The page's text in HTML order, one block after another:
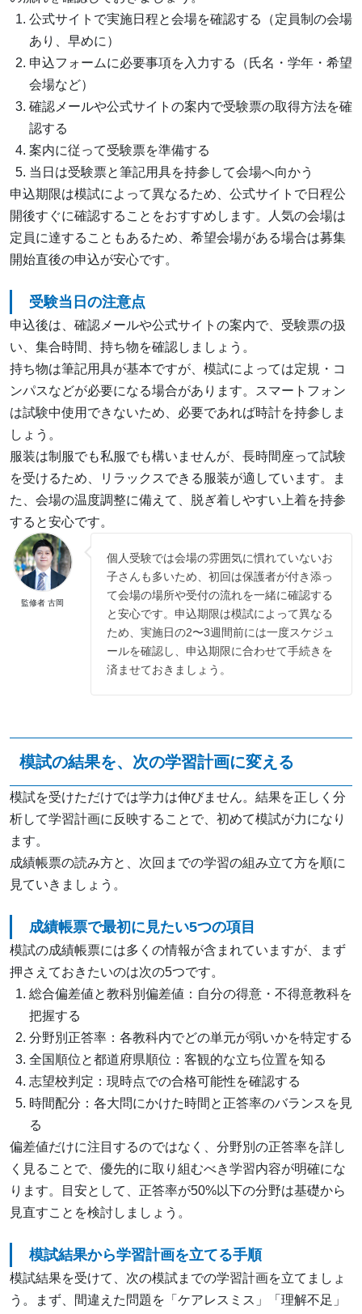
公式サイトで実施日程と会場を確認する（定員制の会場
あり、早めに）
申込フォームに必要事項を入力する（氏名・学年・希望
会場など）
確認メールや公式サイトの案内で受験票の取得方法を確
認する
案内に従って受験票を準備する
当日は受験票と筆記用具を持参して会場へ向かう
申込期限は模試によって異なるため、公式サイトで日程公
開後すぐに確認することをおすすめします。人気の会場は
定員に達することもあるため、希望会場がある場合は募集
開始直後の申込が安心です。
受験当日の注意点
申込後は、確認メールや公式サイトの案内で、受験票の扱
い、集合時間、持ち物を確認しましょう。
持ち物は筆記用具が基本ですが、模試によっては定規・コ
ンパスなどが必要になる場合があります。スマートフォン
は試験中使用できないため、必要であれば時計を持参しま
しょう。
服装は制服でも私服でも構いませんが、長時間座って試験
を受けるため、リラックスできる服装が適しています。ま
た、会場の温度調整に備えて、脱ぎ着しやすい上着を持参
すると安心です。
監修者 古岡
個人受験では会場の雰囲気に慣れていないお
子さんも多いため、初回は保護者が付き添っ
て会場の場所や受付の流れを一緒に確認する
と安心です。申込期限は模試によって異なる
ため、実施日の2〜3週間前には一度スケジュ
ールを確認し、申込期限に合わせて手続きを
済ませておきましょう。
模試の結果を、次の学習計画に変える
模試を受けただけでは学力は伸びません。結果を正しく分
析して学習計画に反映することで、初めて模試が力になり
ます。
成績帳票の読み方と、次回までの学習の組み立て方を順に
見ていきましょう。
成績帳票で最初に見たい5つの項目
模試の成績帳票には多くの情報が含まれていますが、まず
押さえておきたいのは次の5つです。
総合偏差値と教科別偏差値：自分の得意・不得意教科を
把握する
分野別正答率：各教科内でどの単元が弱いかを特定する
全国順位と都道府県順位：客観的な立ち位置を知る
志望校判定：現時点での合格可能性を確認する
時間配分：各大問にかけた時間と正答率のバランスを見
る
偏差値だけに注目するのではなく、分野別の正答率を詳し
く見ることで、優先的に取り組むべき学習内容が明確にな
ります。目安として、正答率が50%以下の分野は基礎から
見直すことを検討しましょう。
模試結果から学習計画を立てる手順
模試結果を受けて、次の模試までの学習計画を立てましょ
う。まず、間違えた問題を「ケアレスミス」「理解不足」